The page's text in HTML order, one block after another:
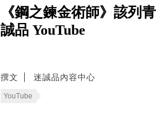
《鋼之鍊金術師》該列
誠品 YouTube
撰文 迷誠品內容中心
YouTube